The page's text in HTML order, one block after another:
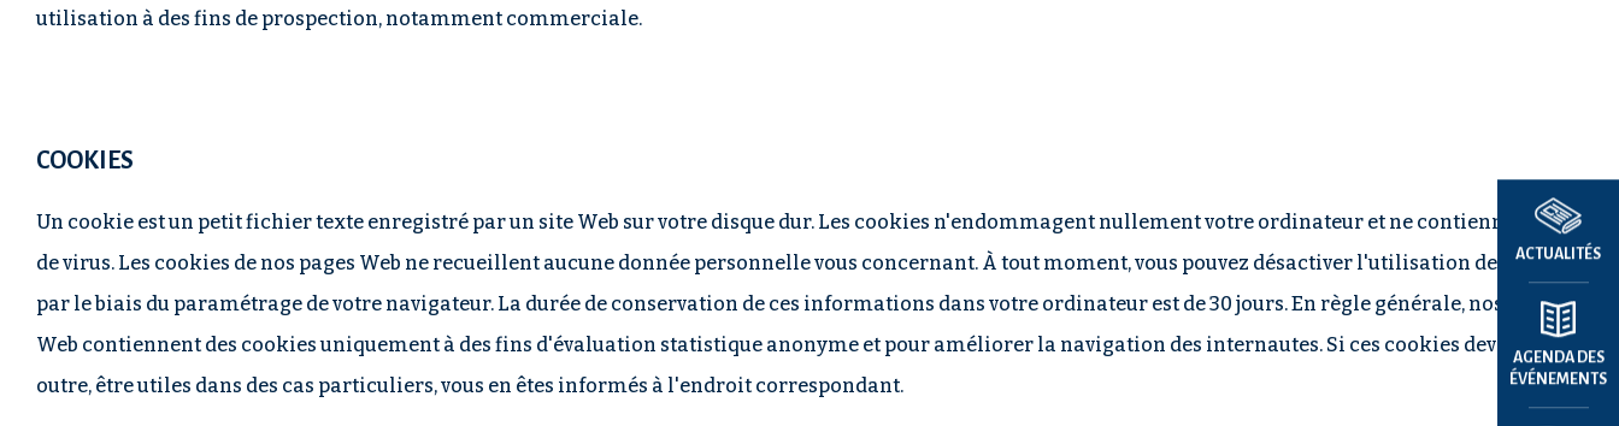
utilisation à des fins de prospection, notamment commerciale.
COOKIES
Un cookie est un petit fichier texte enregistré par un site Web sur votre disque dur. Les cookies n'endommagent nullement votre ordinateur et ne contiennent pas
de virus. Les cookies de nos pages Web ne recueillent aucune donnée personnelle vous concernant. À tout moment, vous pouvez désactiver l'utilisation de cookies
par le biais du paramétrage de votre navigateur. La durée de conservation de ces informations dans votre ordinateur est de 30 jours. En règle générale, nos sites
Web contiennent des cookies uniquement à des fins d'évaluation statistique anonyme et pour améliorer la navigation des internautes. Si ces cookies devaient, en
outre, être utiles dans des cas particuliers, vous en êtes informés à l'endroit correspondant.
ACTUALITÉS
AGENDA DES
ÉVÉNEMENTS